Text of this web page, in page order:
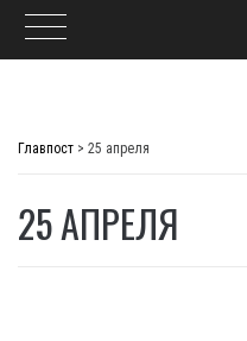
Главпост > 25 апреля
25 АПРЕЛЯ